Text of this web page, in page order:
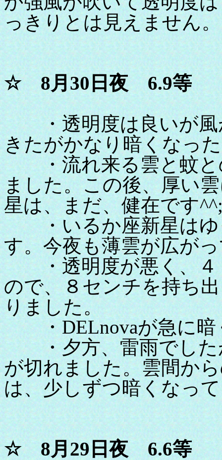
っきりとは見えません。
☆ 8月30日夜 6.9等
・透明度は良いが風
きたがかなり暗くなっ
・流れ来る雲と蚊と
ました。この後、厚い
星は、まだ、健在です
・いるか座新星はゆ
す。今夜も薄雲が広が
・透明度が悪く、４
ので、８センチを持ち
りました。
・DELnovaが急に暗
・夕方、雷雨でした
が切れました。雲間か
は、少しずつ暗くなっ
☆ 8月29日夜 6.6等